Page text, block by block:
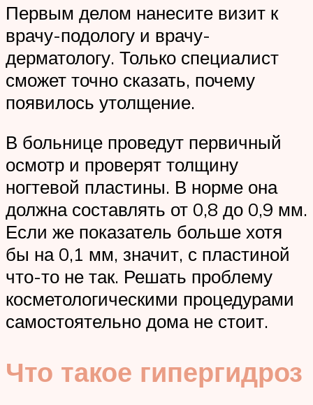
Первым делом нанесите визит к
врачу-подологу и врачу-
дерматологу. Только специалист
сможет точно сказать, почему
появилось утолщение.
В больнице проведут первичный
осмотр и проверят толщину
ногтевой пластины. В норме она
должна составлять от 0,8 до 0,9 мм.
Если же показатель больше хотя
бы на 0,1 мм, значит, с пластиной
что-то не так. Решать проблему
косметологическими процедурами
самостоятельно дома не стоит.
Что такое гипергидроз